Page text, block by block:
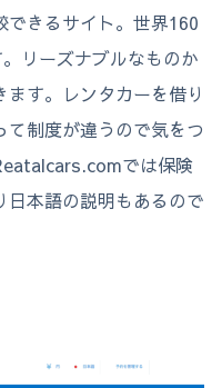
きるサイト。世界160
リーズナブルなものか
す。レンタカーを借り
制度が違うので気をつ
では保険
日本語の説明もあるので